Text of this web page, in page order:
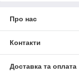
Про нас
Контакти
Доставка та оплата